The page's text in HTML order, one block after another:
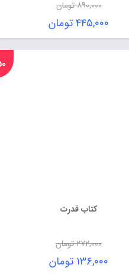
تومان
۴۴۵,۰۰۰ تومان
کتاب قدرت
تومان
۱۳۶,۰۰۰تومان